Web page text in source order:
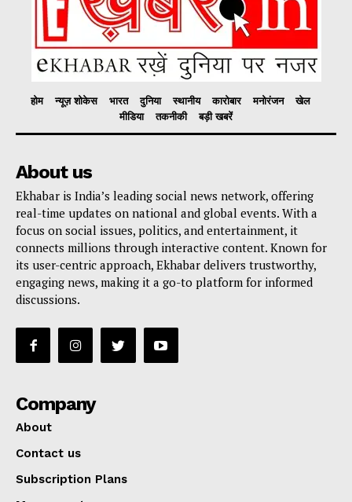
होम न्यूज़ शोकेस भारत दुनिया स्थानीय कारोबार मनोरंजन
खेल
मीडिया
तकनीकी बड़ी खबरें
About us
Ekhabar is India’s leading social news network, offering
real-time updates on national and global events. With a
focus on social issues, politics, and entertainment, it
connects millions through interactive content. Known for
its user-centric approach, Ekhabar delivers trustworthy,
engaging news, making it a go-to platform for informed
discussions.
Company
About
Contact us
Subscription Plans